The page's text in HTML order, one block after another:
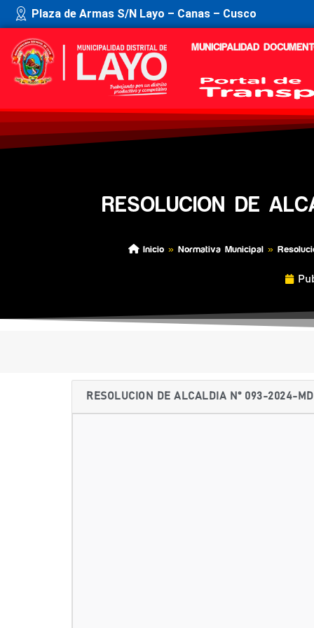
Plaza de Armas S/N Layo – Canas – Cusco
MUNICIPALIDAD
RESOLUCION DE
Inicio» Normativa Municipal»
RESOLUCION DE ALCALDIA N° 093-2024-